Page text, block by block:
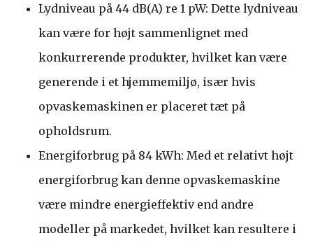
Lydniveau på 44 dB(A) re 1 pW: Dette lydniveau
kan være for højt sammenlignet med
konkurrerende produkter, hvilket kan være
generende i et hjemmemiljø, især hvis
opvaskemaskinen er placeret tæt på
opholdsrum.
Energiforbrug på 84 kWh: Med et relativt højt
energiforbrug kan denne opvaskemaskine
være mindre energieffektiv end andre
modeller på markedet, hvilket kan resultere i